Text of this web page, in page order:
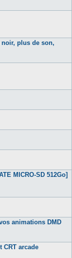
noir, plus de son,
MICRO-SD 512Go]
animations DMD
CRT arcade